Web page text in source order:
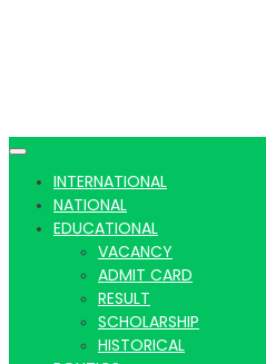
INTERNATIONAL
NATIONAL
EDUCATIONAL
VACANCY
ADMIT CARD
RESULT
SCHOLARSHIP
HISTORICAL